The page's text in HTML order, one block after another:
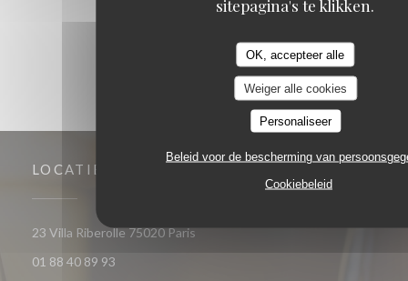
sitepagina's te klikken.
OK, accepteer alle
Weiger alle cookies
Personaliseer
Beleid voor de bescherming van
Cookiebeleid
LOCATIE
23 Villa Riberolle 75020 Paris((opent in een nieuw venster))
01 88 40 89 93